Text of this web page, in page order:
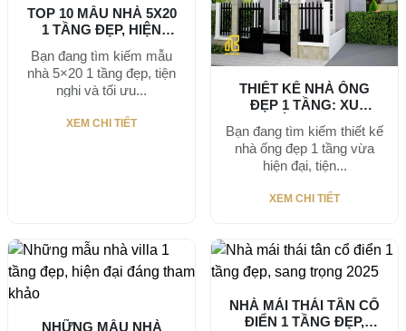
TOP 10 MẪU NHÀ 5X20
1 TẦNG ĐẸP, HIỆN
Bạn đang tìm kiếm mẫu
nhà 5×20 1 tầng đẹp, tiện
nghi và tối ưu...
XEM CHI TIẾT
THIẾT KẾ NHÀ ỐNG
ĐẸP 1 TẦNG: XU
Bạn đang tìm kiếm thiết kế
nhà ống đẹp 1 tầng vừa
hiện đại, tiện...
XEM CHI TIẾT
NHỮNG MẪU NHÀ
NHÀ MÁI THÁI TÂN CỔ
ĐIỂN 1 TẦNG ĐẸP,